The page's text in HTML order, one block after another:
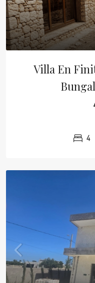
Villa En
4